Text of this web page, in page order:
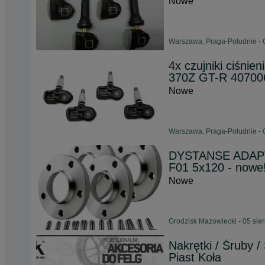
Warszawa, Praga-Południe
4x czujniki
370Z GT-R
Nowe
Warszawa, Praga-Południe
DYSTANSE
F01 5x120 -
Nowe
Grodzisk Mazowiecki - 05
Nakrętki / Śruby /
Piast Koła